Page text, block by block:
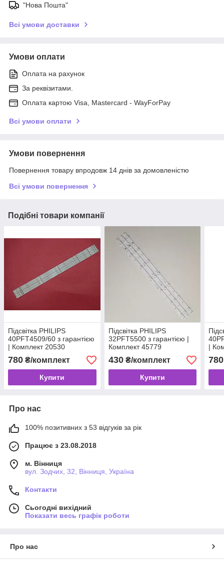
"Нова Пошта"
Всі умови доставки
Умови оплати
Оплата на рахунок
За реквізитами.
Оплата картою Visa, Mastercard - WayForPay
Всі умови оплати
Умови повернення
Повернення товару впродовж 14 днів за домовленістю
Всі умови повернення
Подібні товари компанії
Підсвітка PHILIPS
40PFT4509/60 з гарантією
| Комплект 20530
780 ₴/комплект
Купити
Підсвітка PHILIPS
32PFT5500 з гарантією |
Комплект 45779
430₴/комплект
Купити
|
780
Про нас
100% позитивних з 53 відгуків за рік
Працює з 23.08.2018
м. Вінниця
вул. Зодчих, 32, Вінниця, Україна
Контакти
Сьогодні вихідний
Показати весь графік роботи
Про нас